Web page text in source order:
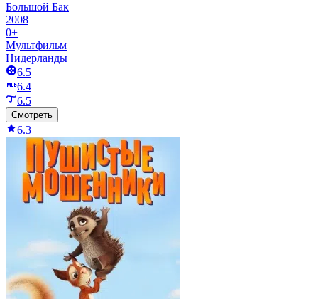
Большой Бак
2008
0+
Мультфильм
Нидерланды
6.5
6.4
6.5
Смотреть
6.3